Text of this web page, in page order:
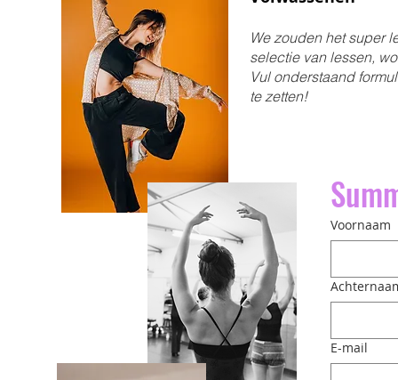
We zouden het super
selectie van lessen,
Vul onderstaand
te zetten!​
Voornaam
E-mail